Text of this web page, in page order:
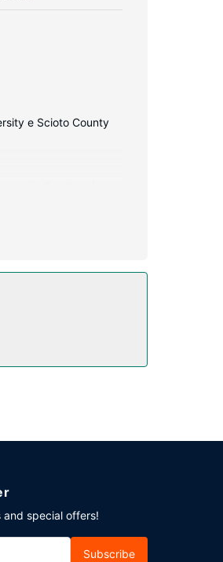
e Scioto County
vasca, set di
special offers!
Subscribe